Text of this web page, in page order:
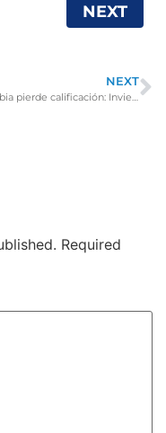
NEXT
NEXT
Required